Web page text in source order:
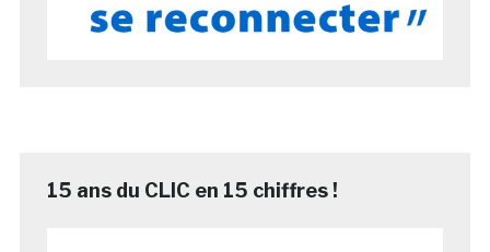
15 ans du CLIC en 15 chiffres !